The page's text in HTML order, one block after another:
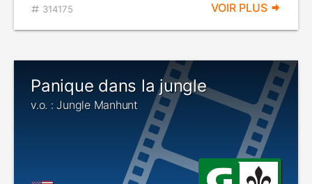
314175 VOIR PLUS
Panique dans la jungle
v.o. : Jungle Manhunt